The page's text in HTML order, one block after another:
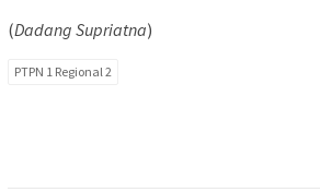
(Dadang Supriatna)
PTPN 1 Regional 2